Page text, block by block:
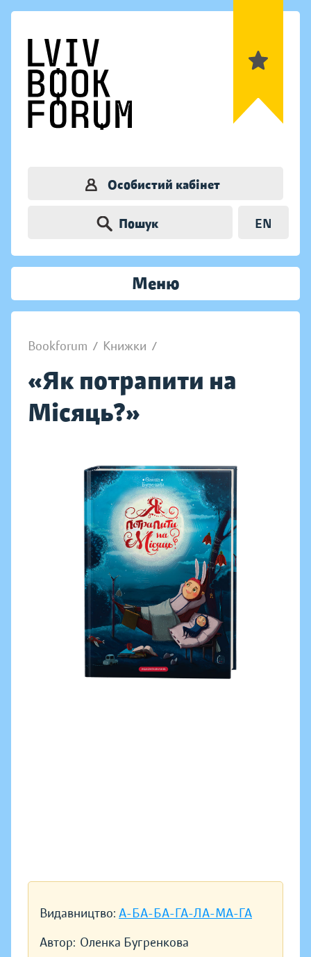
Особистий кабінет
Пошук EN
Меню
Bookforum / Книжки /
«Як потрапити на
Місяць?»
Видавництво: А-БА-БА-ГА-ЛА-МА-ГА
Автор: Оленка Бугренкова